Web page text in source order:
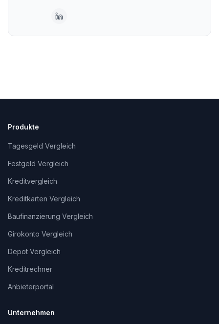
transparente Vergleiche – kostenlos und im
Unterstützung, fachlich geprüft und
Produkte
Tagesgeld Vergleich
Festgeld Vergleich
Kreditvergleich
Kreditkarten Vergleich
Baufinanzierung Vergleich
Girokonto Vergleich
Depot Vergleich
Kreditrechner
Anbieterportal
Unternehmen